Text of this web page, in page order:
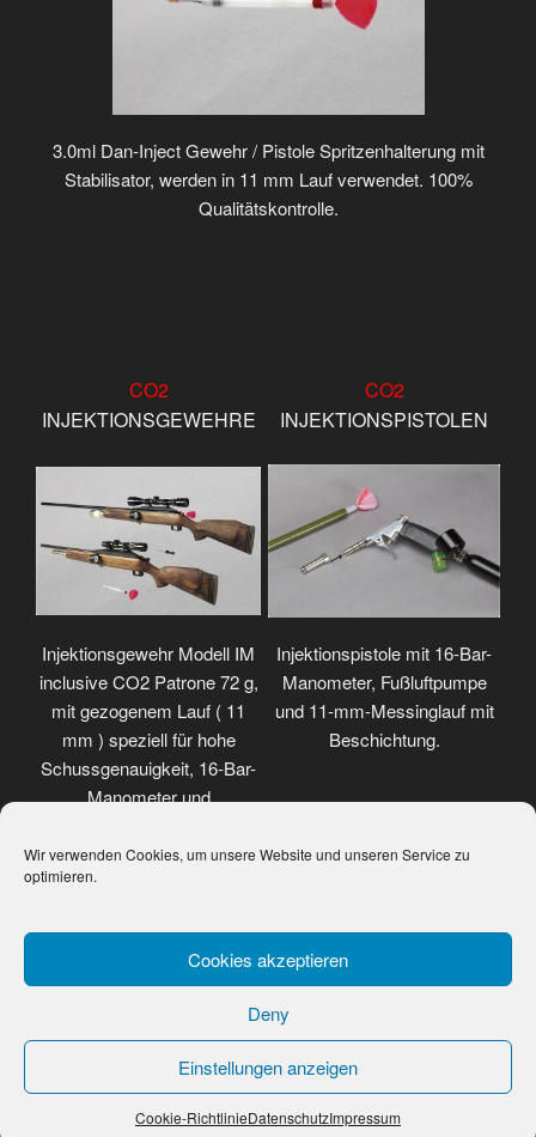
Wir verwenden Cookies, um unsere Website und unseren Service zu
optimieren.
Cookies akzeptieren
Deny
Einstellungen anzeigen
Cookie-RichtlinieDatenschutzImpressum
3.0ml Dan-Inject Gewehr / Pistole Spritzenhalterung mit
Stabilisator, werden in 11 mm Lauf verwendet. 100%
Qualitätskontrolle.
CO2
INJEKTIONSGEWEHRE
CO2
INJEKTIONSPISTOLEN
Injektionsgewehr Modell IM
inclusive CO2 Patrone 72 g,
mit gezogenem Lauf ( 11
mm ) speziell für hohe
Schussgenauigkeit, 16-Bar-
Manometer und
Injektionspistole mit 16-Bar-
Manometer, Fußluftpumpe
und 11-mm-Messinglauf mit
Beschichtung.
Datenschutz Proudly powered by WordPress